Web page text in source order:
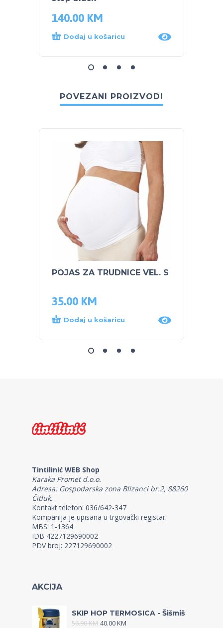
140.00 KM
Dodaj u košaricu
POVEZANI PROIZVODI
POJAS ZA TRUDNICE VEL. S
35.00 KM
Dodaj u košaricu
Tintilinić WEB Shop
Karaka Promet d.o.o.
Adresa: Gospodarska zona Blizanci br.2, 88260
Čitluk.
Kontakt telefon: 036/642-347
Kompanija je upisana u trgovački registar:
MBS: 1-1364
IDB 4227129690002
PDV broj: 227129690002
AKCIJA
SKIP HOP TERMOSICA - Šišmiš
56.90KM 40.00KM